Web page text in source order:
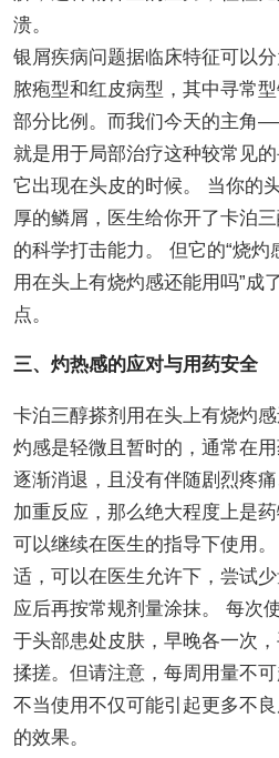
溃。
银屑疾病问题据临床特征可以
脓疱型和红皮病型，其中寻常
部分比例。而我们今天的主角
就是用于局部治疗这种较常见
它出现在头皮的时候。 当你的
厚的鳞屑，医生给你开了卡泊
的科学打击能力。 但它的“烧灼
用在头上有烧灼感还能用吗”成
点。
三、灼热感的应对与用药安全
卡泊三醇搽剂用在头上有烧灼
灼感是轻微且暂时的，通常在
逐渐消退，且没有伴随剧烈疼
加重反应，那么绝大程度上是
可以继续在医生的指导下使用
适，可以在医生允许下，尝试
应后再按常规剂量涂抹。 每次
于头部患处皮肤，早晚各一次
揉搓。但请注意，每周用量不
不当使用不仅可能引起更多不
的效果。